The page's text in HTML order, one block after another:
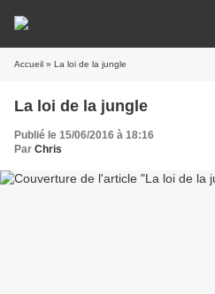
Accueil » La loi de la jungle
La loi de la jungle
Publié le 15/06/2016 à 18:16
Par Chris